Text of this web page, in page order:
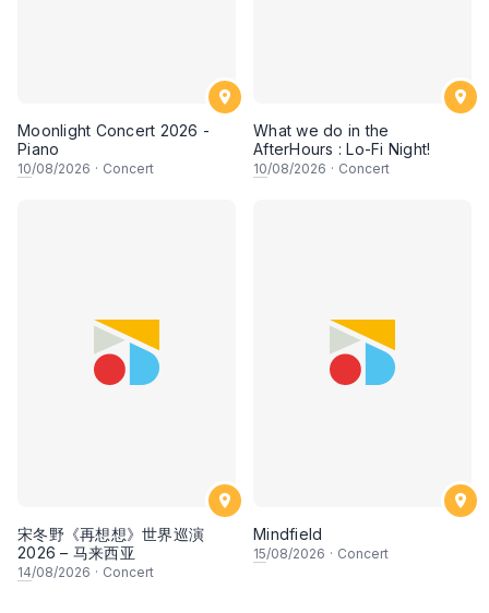
Moonlight Concert 2026 -
Piano
10/08/2026 · Concert
What we do in the
AfterHours : Lo-Fi Night!
10/08/2026 · Concert
宋冬野《再想想》世界巡演
2026 – 马来西亚
14/08/2026 · Concert
Mindfield
15/08/2026 · Concert